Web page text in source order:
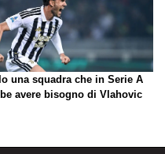
una squadra che in Serie A
avere bisogno di Vlahovic